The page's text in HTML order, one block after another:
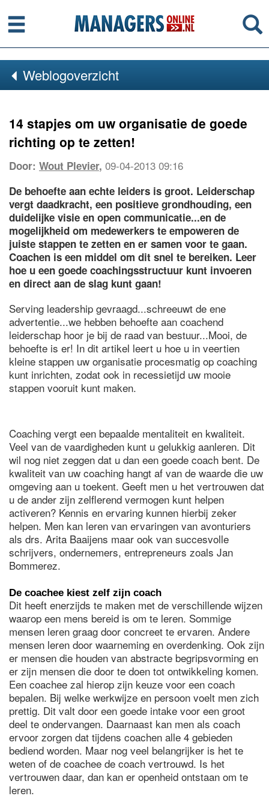
Menu
Weblogoverzicht
14 stapjes om uw organisatie de goede
richting op te zetten!
Door: Wout Plevier, 09-04-2013 09:16
De behoefte aan echte leiders is groot. Leiderschap
vergt daadkracht, een positieve grondhouding, een
duidelijke visie en open communicatie...en de
mogelijkheid om medewerkers te empoweren de
juiste stappen te zetten en er samen voor te gaan.
Coachen is een middel om dit snel te bereiken. Leer
hoe u een goede coachingsstructuur kunt invoeren
en direct aan de slag kunt gaan!
Serving leadership gevraagd...schreeuwt de ene
advertentie...we hebben behoefte aan coachend
leiderschap hoor je bij de raad van bestuur...Mooi, de
behoefte is er! In dit artikel leert u hoe u in veertien
kleine stappen uw organisatie procesmatig op coaching
kunt inrichten, zodat ook in recessietijd uw mooie
stappen vooruit kunt maken.
Coaching vergt een bepaalde mentaliteit en kwaliteit.
Veel van de vaardigheden kunt u gelukkig aanleren. Dit
wil nog niet zeggen dat u dan een goede coach bent. De
kwaliteit van uw coaching hangt af van de waarde die uw
omgeving aan u toekent. Geeft men u het vertrouwen dat
u de ander zijn zelflerend vermogen kunt helpen
activeren? Kennis en ervaring kunnen hierbij zeker
helpen. Men kan leren van ervaringen van avonturiers
als drs. Arita Baaijens maar ook van succesvolle
schrijvers, ondernemers, entrepreneurs zoals Jan
Bommerez.
De coachee kiest zelf zijn coach
Dit heeft enerzijds te maken met de verschillende wijzen
waarop een mens bereid is om te leren. Sommige
mensen leren graag door concreet te ervaren. Andere
mensen leren door waarneming en overdenking. Ook zijn
er mensen die houden van abstracte begripsvorming en
er zijn mensen die door te doen tot ontwikkeling komen.
Een coachee zal hierop zijn keuze voor een coach
bepalen. Bij welke werkwijze en persoon voelt men zich
prettig. Dit valt door een goede intake voor een groot
deel te ondervangen. Daarnaast kan men als coach
ervoor zorgen dat tijdens coachen alle 4 gebieden
bediend worden. Maar nog veel belangrijker is het te
weten of de coachee de coach vertrouwd. Is het
vertrouwen daar, dan kan er openheid ontstaan om te
leren.